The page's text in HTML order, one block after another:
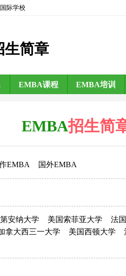
国际学校
简章
EMBA课程 EMBA培训
EMBA招生简
EMBA 国外EMBA
安纳大学 美国索菲亚大学 法
拿大西三一大学 美国西顿大学